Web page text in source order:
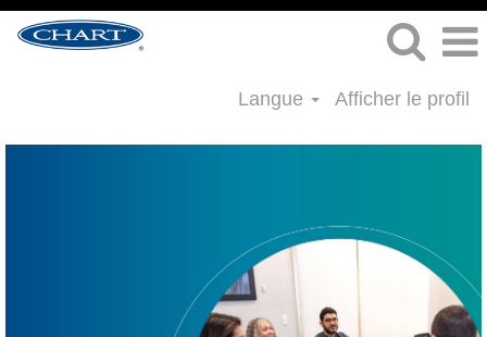
Langue Afficher le profil
et